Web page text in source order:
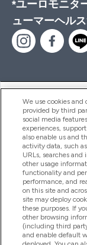
*ユーロモニタ
ューマーヘル
ヘルプ＆ガイド
商品について
会社概要
特典＆ポイント
We use cookies
provided by third
social media
experiences,
also enable us and
activity data, such
URLs, searches
other usage
functionality and
performance, and
on this site and
site may deploy
these purposes. If
other browsing
(including third
and enable default